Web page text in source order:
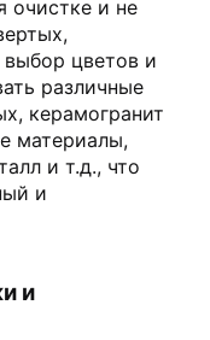
очистке и не
цветов и
различные
керамогранит
материалы,
и т.д., что
и
и